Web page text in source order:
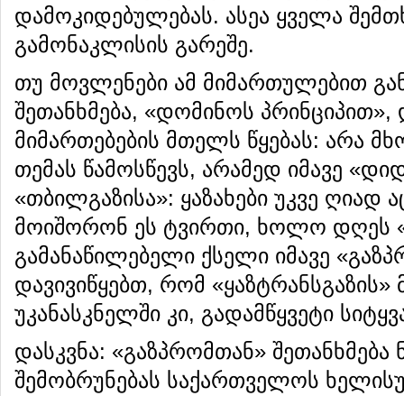
დამოკიდებულებას. ასეა ყველა
გამონაკლისის გარეშე.
თუ მოვლენები ამ მიმართულებით
შეთანხმება, «დომინოს
მიმართებების მთელს წყებას: არა
თემას წამოსწევს, არამედ იმავე
«თბილგაზისა»: ყაზახები უკვე ღიად
მოიშორონ ეს ტვირთი, ხოლო დღეს
გამანაწილებელი ქსელი იმავე
დავივიწყებთ, რომ
უკანასკნელში კი, გადამწყვეტი
დასკვნა: «გაზპრომთან»
შემობრუნებას საქართველოს